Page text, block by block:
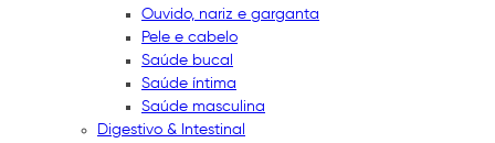
Ouvido, nariz e garganta
Pele e cabelo
Saúde bucal
Saúde íntima
Saúde masculina
Digestivo & Intestinal